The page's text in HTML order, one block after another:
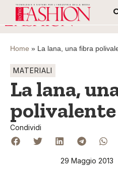
Home » La lana, una fibra
MATERIALI
La lana,
polivalente
Condividi
29 Maggio 2013